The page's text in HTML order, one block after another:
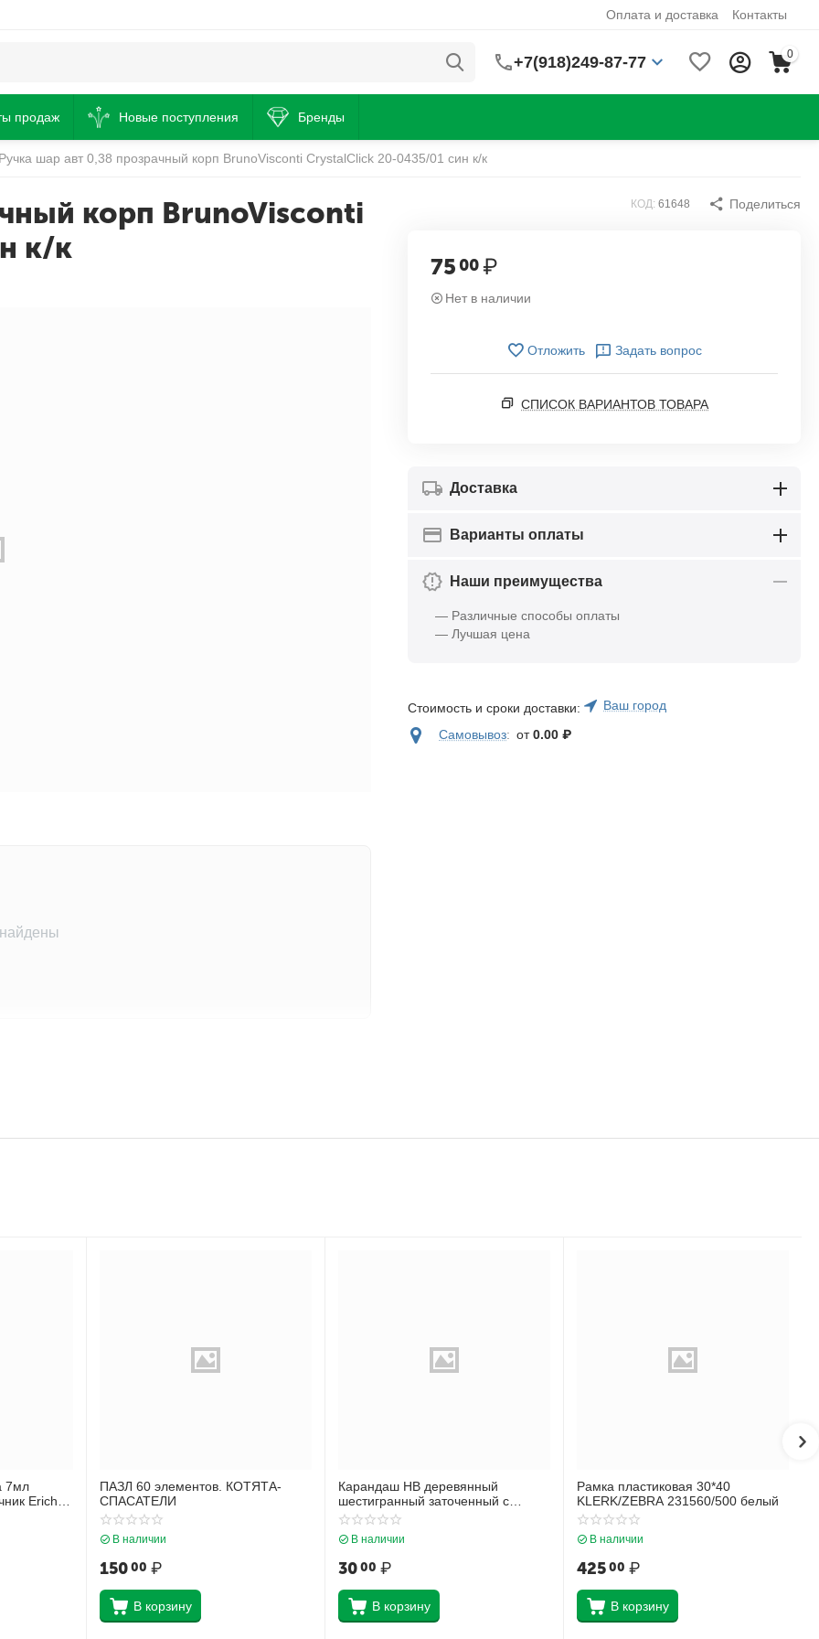
Оплата и доставка Контакты
+7(918)249-87-77 0
продаж Новые поступления Бренды
Ручка шар авт 0,38 прозрачный корп BrunoVisconti CrystalClick 20-0435/01 син к/к
корп BrunoVisconti
к/к
КОД: 61648 Поделиться
75 00₽
Нет в наличии
Отложить Задать вопрос
СПИСОК ВАРИАНТОВ ТОВАРА
Доставка
Варианты оплаты
Наши преимущества
— Различные способы оплаты
— Лучшая цена
Стоимость и сроки доставки:
Ваш город
Самовывоз: от0.00 ₽
7мл
Erich
ПАЗЛ 60 элементов. КОТЯТА-
СПАСАТЕЛИ
В наличии
15000 ₽
В корзину
Карандаш НВ деревянный
шестигранный заточенный с
ластиком Erich Krause Черный как
В наличии
3000 ₽
В корзину
Рамка пластиковая 30*40
KLERK/ZEBRA 231560/500 белый
В наличии
42500 ₽
В корзину